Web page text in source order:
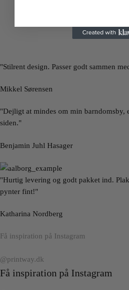
"Stilrent design. Passer godt sammen
Mikkel Sørensen
"Dejligt at mindes om min barndomsby,
siden."
Benjamin Juhl Hasager
"Hurtig levering og godt pakket ind.
pynter fint!"
Katharina Nordberg
Få inspiration på Instagram
@printway.dk
Få inspiration på Instagram